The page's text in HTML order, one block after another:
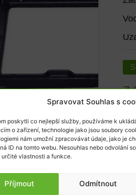
Spravovat Souhlas s
poskytli co nejlepší služby, používáme k
o zařízení, technologie jako jsou soubory
nám umožní zpracovávat údaje, jako je
ID na tomto webu. Nesouhlas nebo odvolání
vlastnosti a funkce.
Příjmout Odmítnout
7
6